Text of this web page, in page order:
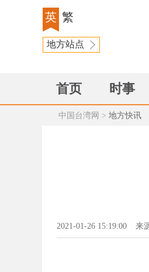
英 繁
地方站点
首页 时事
中国台湾网 > 地方快讯
2021-01-26 15:19:00 来